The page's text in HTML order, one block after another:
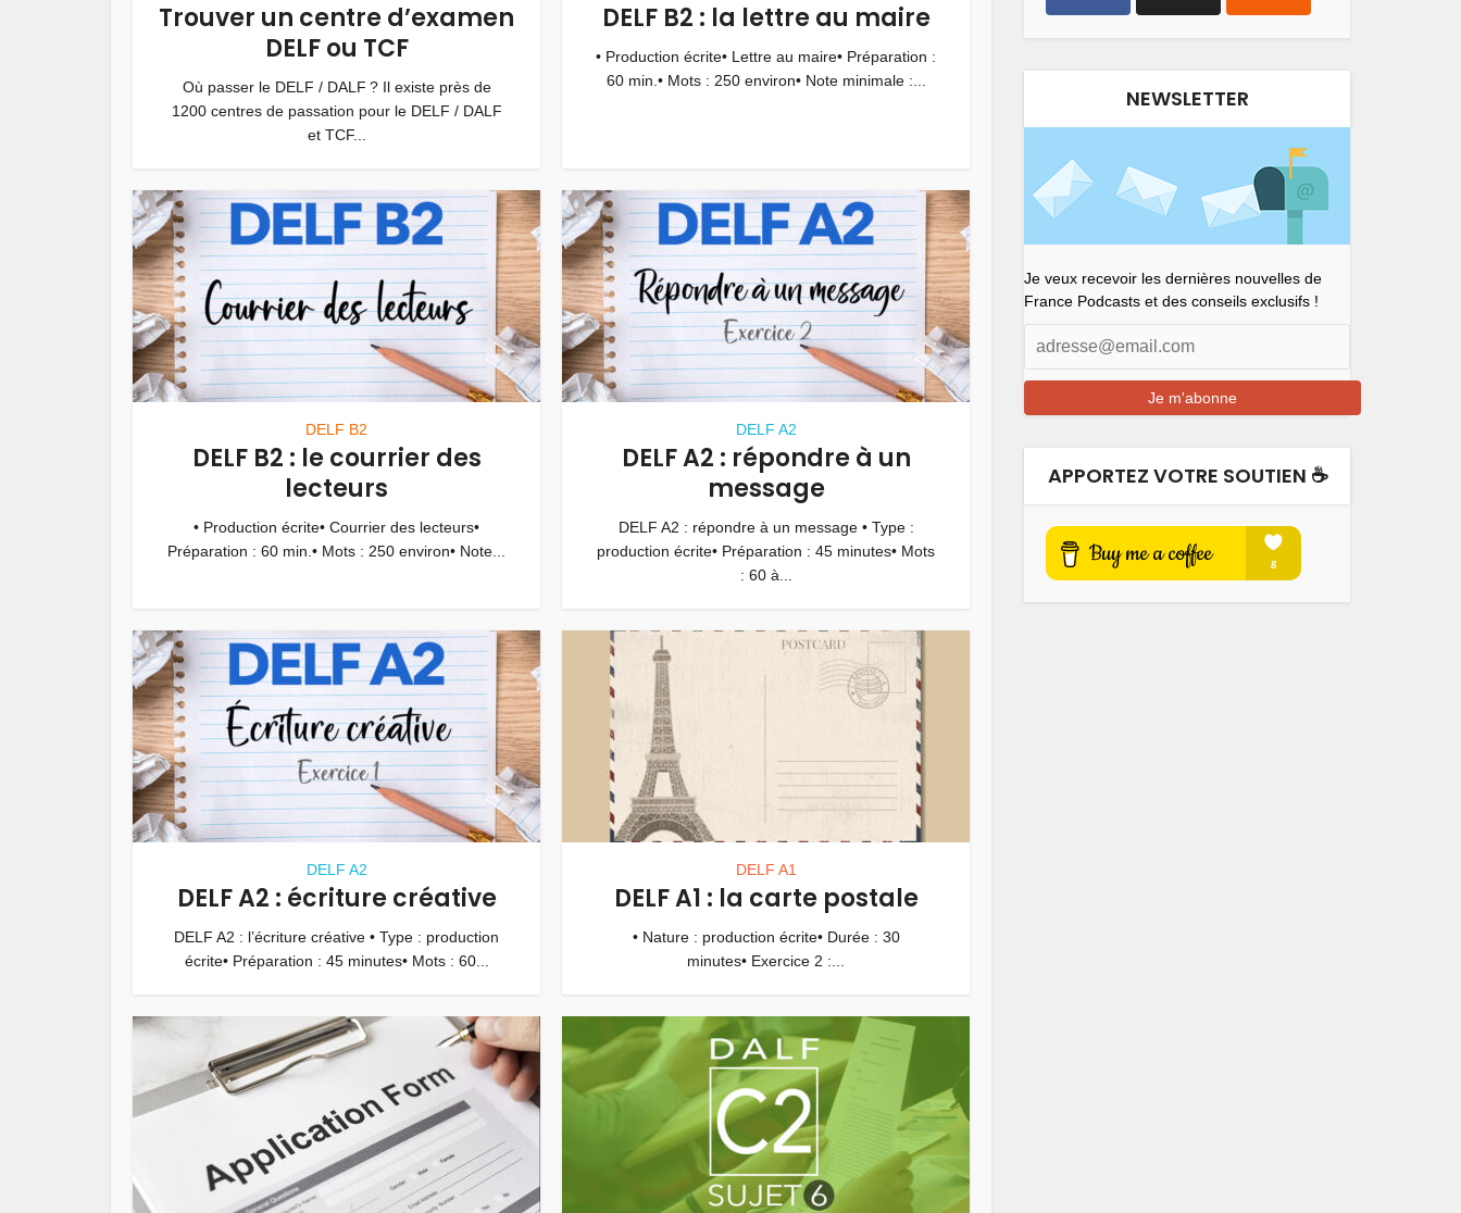
Trouver un centre d’examen
DELF ou TCF
Où passer le DELF / DALF ? Il existe près de
1200 centres de passation pour le DELF / DALF
et TCF...
DELF B2 : la lettre au maire
• Production écrite• Lettre au maire• Préparation :
60 min.• Mots : 250 environ• Note minimale :...
DELF B2
DELF B2 : le courrier des
lecteurs
• Production écrite• Courrier des lecteurs•
Préparation : 60 min.• Mots : 250 environ• Note...
DELF A2
DELF A2 : répondre à un
message
DELF A2 : répondre à un message • Type :
production écrite• Préparation : 45 minutes• Mots
: 60 à...
DELF A2
DELF A2 : écriture créative
DELF A2 : l’écriture créative • Type : production
écrite• Préparation : 45 minutes• Mots : 60...
DELF A1
DELF A1 : la carte postale
• Nature : production écrite• Durée : 30
minutes• Exercice 2 :...
NEWSLETTER
Je veux recevoir les dernières nouvelles de
France Podcasts et des conseils exclusifs !
APPORTEZ VOTRE SOUTIEN ☕️